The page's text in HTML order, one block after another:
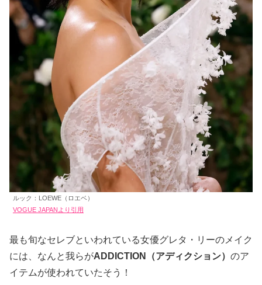
ルック：LOEWE（ロエベ）
VOGUE JAPANより引用
最も旬なセレブといわれている女優グレタ・リーのメイク
には、なんと我らがADDICTION（アディクション） のア
イテムが使われていたそう！